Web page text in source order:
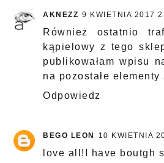
AKNEZZ 9 KWIETNIA 2017
Również ostatnio
kąpielowy z tego
publikowałam wpisu
na pozostałe
Odpowiedz
BEGO LEON 10 KWIETNIA
love all!I have boutgh